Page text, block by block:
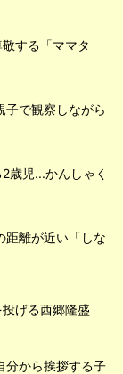
する「ママタ
子で観察しながら
歳児...かんしゃく
距離が近い「しな
げる西郷隆盛
分から挨拶する子